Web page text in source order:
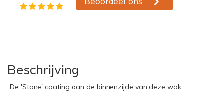
Beschrijving
De 'Stone' coating aan de binnenzijde van deze wok